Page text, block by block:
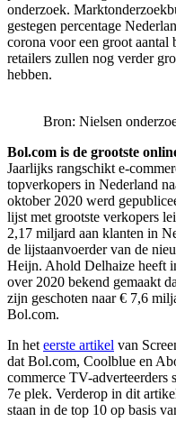
onderzoek.
gestegen percentage
corona voor een groot aantal
retailers zullen nog verder
hebben.
Bron: Nielsen
Bol.com is de grootste
Jaarlijks rangschikt e-
topverkopers in Nederland
oktober 2020 werd
lijst met grootste verkopers
2,17 miljard aan klanten in
de lijstaanvoerder van de
Heijn. Ahold Delhaize heeft
over 2020 bekend gemaakt
zijn geschoten naar € 7,6
Bol.com.
In het eerste artikel van
dat Bol.com, Coolblue en
commerce TV-adverteerders
7e plek. Verderop in dit
staan in de top 10 op basis